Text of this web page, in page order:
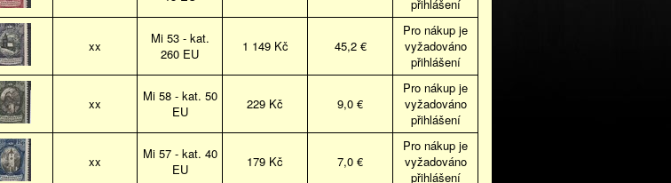
přihlášení
xx
Mi 53 - kat.
260 EU
1 149 Kč 45,2 €
Pro nákup je
vyžadováno
přihlášení
xx
Mi 58 - kat. 50
EU
229 Kč 9,0 €
Pro nákup je
vyžadováno
přihlášení
xx
Mi 57 - kat. 40
EU
179 Kč 7,0 €
Pro nákup je
vyžadováno
přihlášení